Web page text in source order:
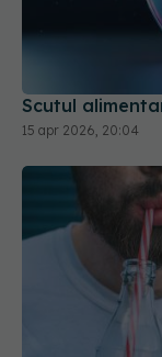
15 apr 2026, 20:04